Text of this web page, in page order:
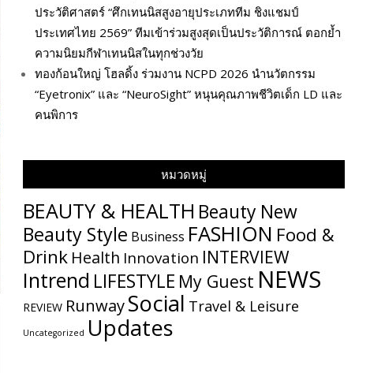
ประวัติศาสตร์ “ศึกเทนนิสสูงอายุประเภททีม ชิงแชมป์
ประเทศไทย 2569” ทีมเข้าร่วมสูงสุดเป็นประวัติการณ์ ตอกย้ำ
ความนิยมกีฬาเทนนิสในทุกช่วงวัย
ทองก้อนใหญ่ โฮลดิ้ง ร่วมงาน NCPD 2026 นำนวัตกรรม
“Eyetronix” และ “NeuroSight” หนุนคุณภาพชีวิตเด็ก LD และ
คนพิการ
หมวดหมู่
BEAUTY & HEALTH Beauty New
Beauty Style Business FASHION Food &
Drink Health Innovation INTERVIEW
Intrend LIFESTYLE My​ Guest NEWS
REVIEW RunwaySocial Travel & Leisure
Uncategorized Updates